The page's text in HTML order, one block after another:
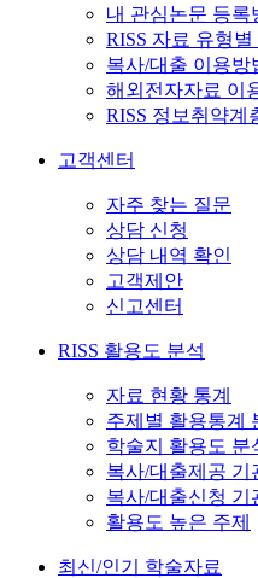
내 관심논문 등록
RISS 자료 유형별
복사/대출 이용방
해외전자자료 이
RISS 정보취약계
고객센터
자주 찾는 질문
상담 신청
상담 내역 확인
고객제안
신고센터
RISS 활용도 분석
자료 현황 통계
주제별 활용통계
학술지 활용도 분
복사/대출제공 기
복사/대출신청 기
활용도 높은 주제
최신/인기 학술자료